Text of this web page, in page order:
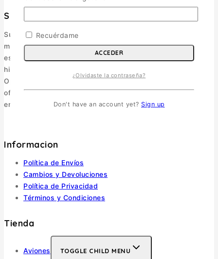
Surmaquetas
Surmaquetas es una tienda online de maquetismo y
modelismo ubicada en Valdivia, Región de Los Ríos. Nos
especializamos en maquetismo militar, figuras, libros de
historia y accesorios.
Operamos como e-commerce, enviando a todo Chile y
ofreciendo una selección pensada para coleccionistas y
entusiastas.
Informacion
Política de Envíos
Cambios y Devoluciones
Política de Privacidad
Términos y Condiciones
Tienda
Aviones TOGGLE CHILD MENU
Recuérdame
ACCEDER
¿Olvidaste la contraseña?
Don't have an account yet? Sign up